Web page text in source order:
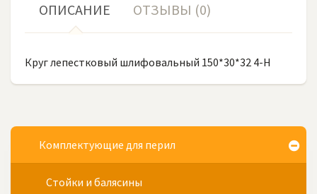
ОПИСАНИЕ ОТЗЫВЫ (0)
Круг лепестковый шлифовальный 150*30*32 4-Н
Комплектующие для перил
Стойки и балясины